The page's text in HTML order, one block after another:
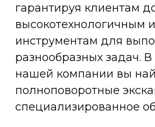
гарантируя клиентам
высокотехнологичным
инструментам для
разнообразных задач.
нашей компании вы
полноповоротные
специализированное